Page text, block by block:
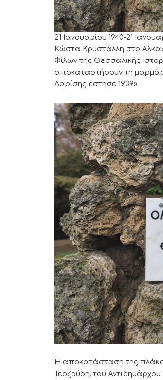
21 Ιανουαρίου 1940-21
Κώστα Κρυστάλλη στο
Φίλων της Θεσσαλικής
αποκαταστήσουν τη
Λαρίσης έστησε 1939».
Η αποκατάσταση της
Τερζούδη, του